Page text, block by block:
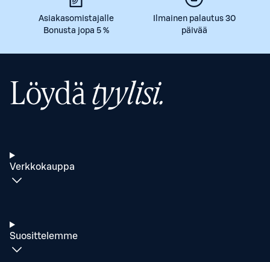
Asiakasomistajalle
Bonusta jopa 5 %
Ilmainen palautus 30
päivää
Löydätyylisi.
Verkkokauppa
Suosittelemme